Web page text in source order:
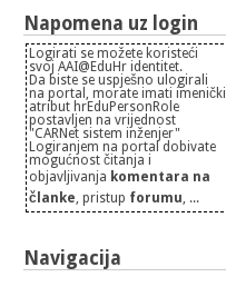
Napomena uz login
Logirati se možete koristeći
svoj AAI@EduHr identitet.
Da biste se uspješno ulogirali
na portal, morate imati imenički
atribut hrEduPersonRole
postavljen na vrijednost
"CARNet sistem inženjer"
Logiranjem na portal dobivate
mogućnost čitanja i
objavljivanja komentara na
članke, pristup forumu, ...
Navigacija